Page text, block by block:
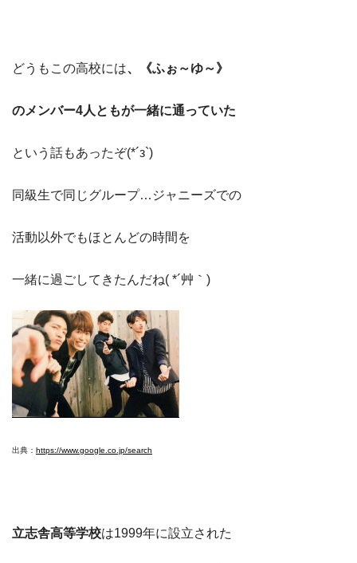
どうもこの高校には、《ふぉ～ゆ～》
のメンバー4人ともが一緒に通っていた
という話もあったぞ(*´з`)
同級生で同じグループ…ジャニーズでの
活動以外でもほとんどの時間を
一緒に過ごしてきたんだね( *´艸｀)
出典： https://www.google.co.jp/search
立志舎高等学校は1999年に設立された